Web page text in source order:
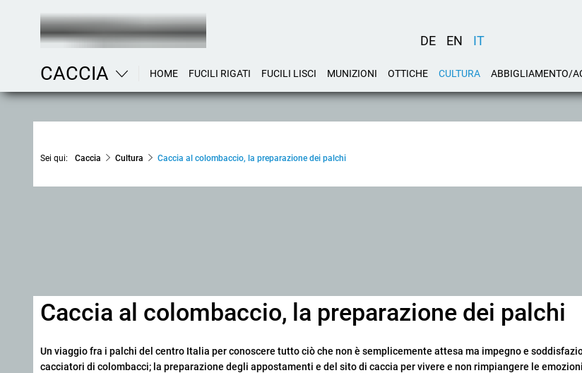
DE EN IT
CACCIA HOME FUCILI RIGATI FUCILI LISCI MUNIZIONI OTTICHE CULTURA ABBIGLIAMENTO/
Sei qui: Caccia Cultura Caccia al colombaccio, la preparazione dei palchi
Caccia al colombaccio, la preparazione dei palchi
Un viaggio fra i palchi del centro Italia per conoscere tutto ciò che non è semplicemente attesa ma impegno e
cacciatori di colombacci; la preparazione degli appostamenti e del sito di caccia per vivere e non rimpiangere le